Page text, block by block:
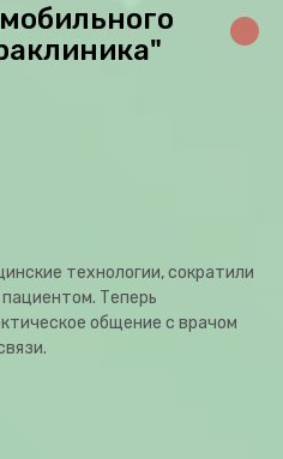
технологии, сократили
Теперь
общение с врачом